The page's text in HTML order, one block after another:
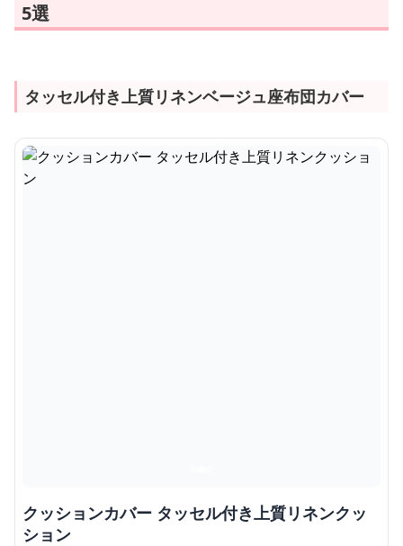
5選
タッセル付き上質リネンベージュ座布団カバー
クッションカバー タッセル付き上質リネンクッ
ション